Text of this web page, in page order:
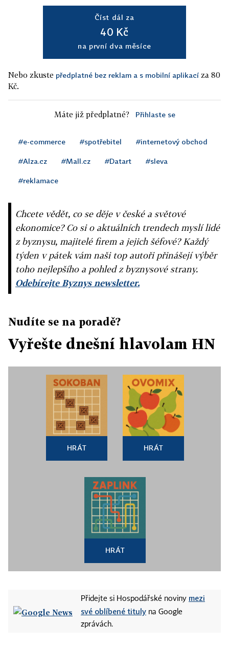
Číst dál za
40 Kč
na první dva měsíce
Nebo zkuste předplatné bez reklam a s mobilní aplikací za 80
Kč.
Máte již předplatné? Přihlaste se
#e-commerce #spotřebitel #internetový obchod
#Alza.cz #Mall.cz #Datart #sleva
#reklamace
Chcete vědět, co se děje v české a světové
ekonomice? Co si o aktuálních trendech myslí lidé
z byznysu, majitelé firem a jejich šéfové? Každý
týden v pátek vám naši top autoři přinášejí výběr
toho nejlepšího a pohled z byznysové strany.
Odebírejte Byznys newsletter.
Nudíte se na poradě?
Vyřešte dnešní hlavolam HN
HRÁT HRÁT
HRÁT
Přidejte si Hospodářské noviny mezi
své oblíbené tituly na Google
zprávách.